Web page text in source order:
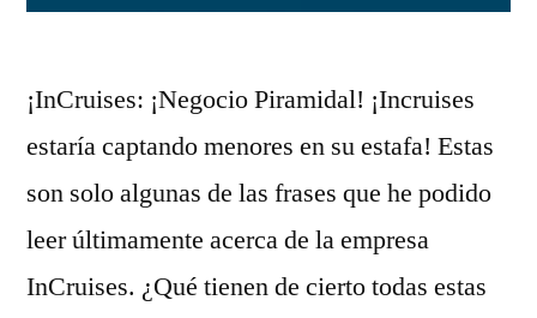
¡InCruises: ¡Negocio Piramidal! ¡Incruises
estaría captando menores en su estafa! Estas
son solo algunas de las frases que he podido
leer últimamente acerca de la empresa
InCruises. ¿Qué tienen de cierto todas estas